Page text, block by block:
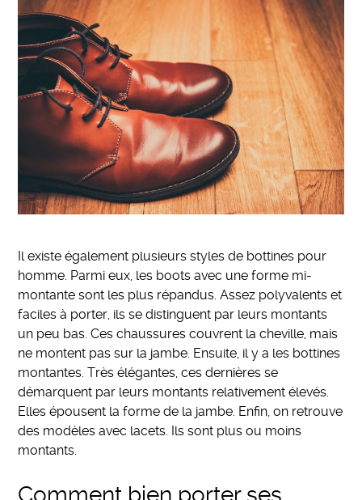
Il existe également plusieurs styles de bottines pour
homme. Parmi eux, les boots avec une forme mi-
montante sont les plus répandus. Assez polyvalents et
faciles à porter, ils se distinguent par leurs montants
un peu bas. Ces chaussures couvrent la cheville, mais
ne montent pas sur la jambe. Ensuite, il y a les bottines
montantes. Très élégantes, ces dernières se
démarquent par leurs montants relativement élevés.
Elles épousent la forme de la jambe. Enfin, on retrouve
des modèles avec lacets. Ils sont plus ou moins
montants.